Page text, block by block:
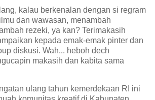
kalau berkenalan dengan si regram
dan wawasan, menambah
rezeki, ya kan? Terimakasih
kepada emak-emak pinter dan
diskusi. Wah... heboh dech
makasih dan kabita sama
ulang tahun kemerdekaan RI ini